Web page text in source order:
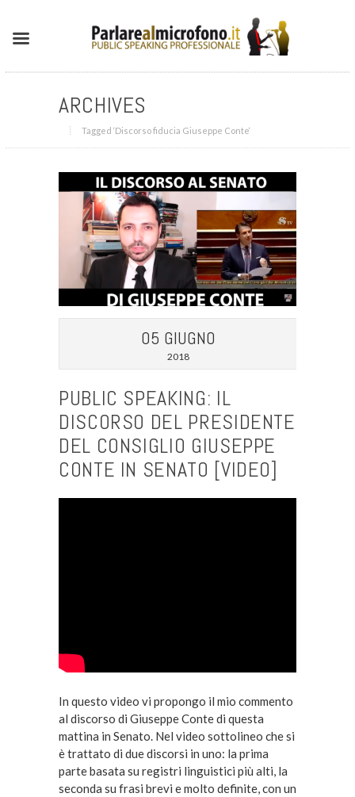
ARCHIVES
Tagged ‘Discorso fiducia Giuseppe Conte‘
05 GIUGNO
2018
PUBLIC SPEAKING: IL
DISCORSO DEL PRESIDENTE
DEL CONSIGLIO GIUSEPPE
CONTE IN SENATO [VIDEO]
In questo video vi propongo il mio commento
al discorso di Giuseppe Conte di questa
mattina in Senato. Nel video sottolineo che si
è trattato di due discorsi in uno: la prima
parte basata su registri linguistici più alti, la
seconda su frasi brevi e molto definite, con un